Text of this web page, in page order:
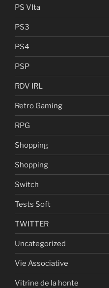
PS VIta
PS3
PS4
PSP
RDV IRL
Retro Gaming
RPG
Shopping
Shopping
Switch
Tests Soft
TWITTER
Uncategorized
Vie Associative
Vitrine de la honte